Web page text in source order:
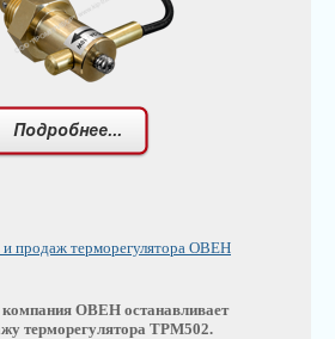
продаж терморегулятора ОВЕН
ОВЕН останавливает
терморегулятора ТРМ502.